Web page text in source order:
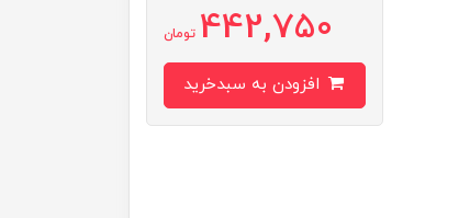
442,750 تومان